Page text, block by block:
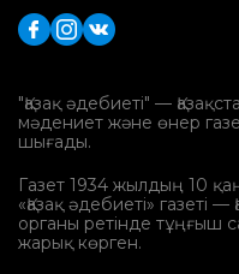
"Қазақ әдебиеті" —
мәдениет және өнер
шығады.
Газет 1934 жылдың 10
«Қазақ әдебиеті» газеті
органы ретінде тұңғыш
жарық көрген.